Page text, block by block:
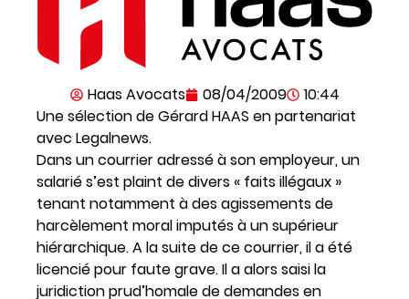
Haas Avocats 08/04/2009
10:44
Une sélection de Gérard HAAS en partenariat
avec Legalnews.
Dans un courrier adressé à son employeur, un
salarié s’est plaint de divers « faits illégaux »
tenant notamment à des agissements de
harcèlement moral imputés à un supérieur
hiérarchique. A la suite de ce courrier, il a été
licencié pour faute grave. Il a alors saisi la
juridiction prud’homale de demandes en